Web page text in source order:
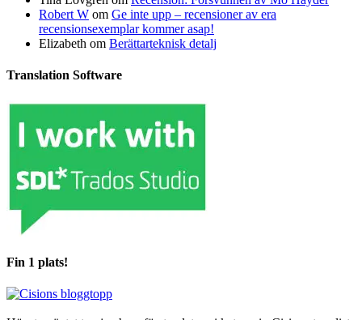
Robert W om Ge inte upp – recensioner av era
recensionsexemplar kommer asap!
Elizabeth om Berättarteknisk detalj
Translation Software
Fin 1 plats!